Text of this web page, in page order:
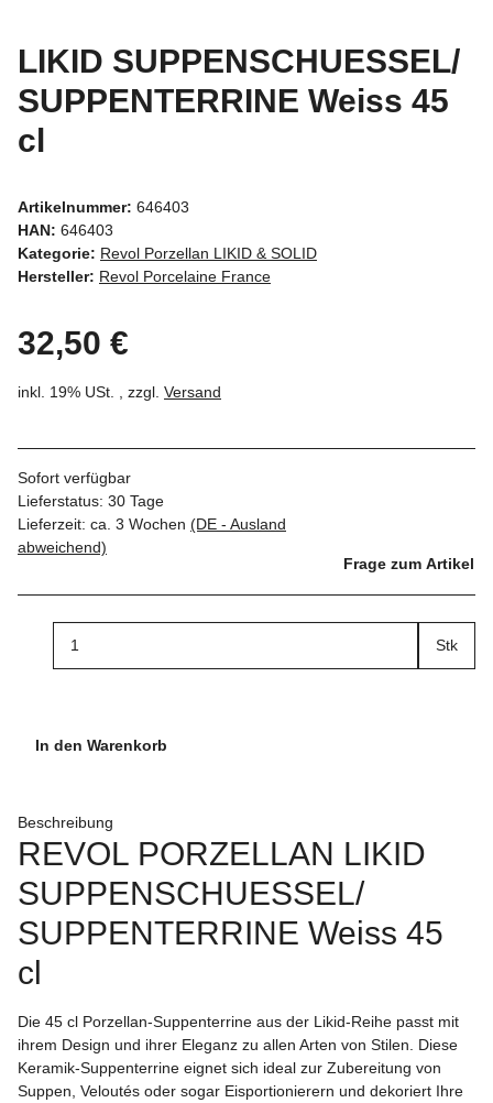
LIKID SUPPENSCHUESSEL/
SUPPENTERRINE Weiss 45
cl
Artikelnummer: 646403
HAN: 646403
Kategorie: Revol Porzellan LIKID & SOLID
Hersteller: Revol Porcelaine France
32,50 €
inkl. 19% USt. , zzgl. Versand
Sofort verfügbar
Lieferstatus: 30 Tage
Lieferzeit: ca. 3 Wochen (DE - Ausland
abweichend)
Frage zum Artikel
Stk
In den Warenkorb
Beschreibung
REVOL PORZELLAN LIKID
SUPPENSCHUESSEL/
SUPPENTERRINE Weiss 45
cl
Die 45 cl Porzellan-Suppenterrine aus der Likid-Reihe passt mit
ihrem Design und ihrer Eleganz zu allen Arten von Stilen. Diese
Keramik-Suppenterrine eignet sich ideal zur Zubereitung von
Suppen, Veloutés oder sogar Eisportionierern und dekoriert Ihre